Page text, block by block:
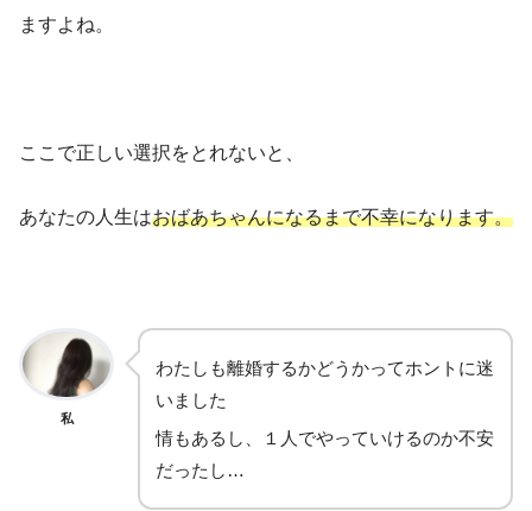
ますよね。
ここで正しい選択をとれないと、
あなたの人生はおばあちゃんになるまで不幸になります。
私
わたしも離婚するかどうかってホントに迷
いました
情もあるし、１人でやっていけるのか不安
だったし…